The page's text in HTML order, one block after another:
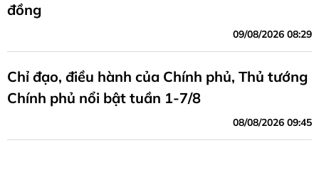
đồng
09/08/2026 08:29
Chỉ đạo, điều hành của Chính phủ, Thủ tướng
Chính phủ nổi bật tuần 1-7/8
08/08/2026 09:45